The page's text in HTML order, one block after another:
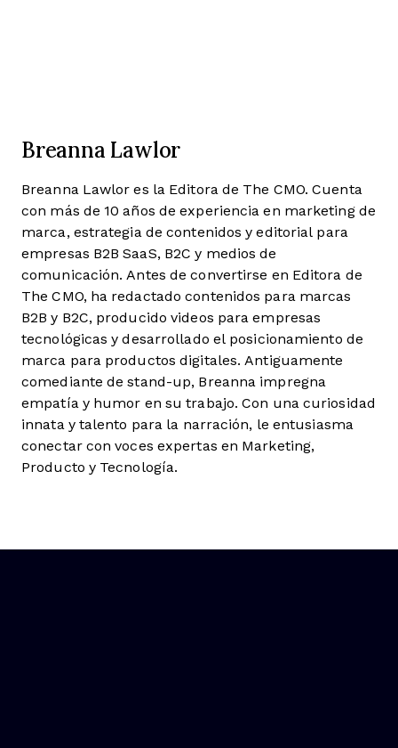
Breanna Lawlor
Breanna Lawlor es la Editora de The CMO. Cuenta
con más de 10 años de experiencia en marketing de
marca, estrategia de contenidos y editorial para
empresas B2B SaaS, B2C y medios de
comunicación. Antes de convertirse en Editora de
The CMO, ha redactado contenidos para marcas
B2B y B2C, producido videos para empresas
tecnológicas y desarrollado el posicionamiento de
marca para productos digitales. Antiguamente
comediante de stand-up, Breanna impregna
empatía y humor en su trabajo. Con una curiosidad
innata y talento para la narración, le entusiasma
conectar con voces expertas en Marketing,
Producto y Tecnología.